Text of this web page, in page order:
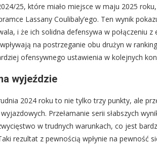
25, które miało miejsce w maju 2025
Lassany Coulibaly’ego. Ten wynik
i że ich solidna defensywa w połączeniu
na postrzeganie obu drużyn w
ofensywnego ustawienia w kolejnych
wyjeździe
2024 roku to nie tylko trzy punkty, ale
Przełamanie serii słabszych
w trudnych warunkach, co jest
rezultat z pewnością wpłynie na pewność